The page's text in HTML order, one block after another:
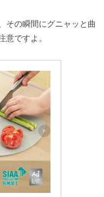
その瞬間にグニャッと曲
ですよ。